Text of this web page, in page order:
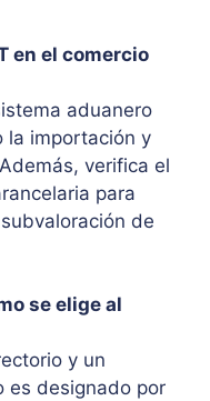
en el comercio
aduanero
la importación y
verifica el
para
de
se elige al
y un
es designado por